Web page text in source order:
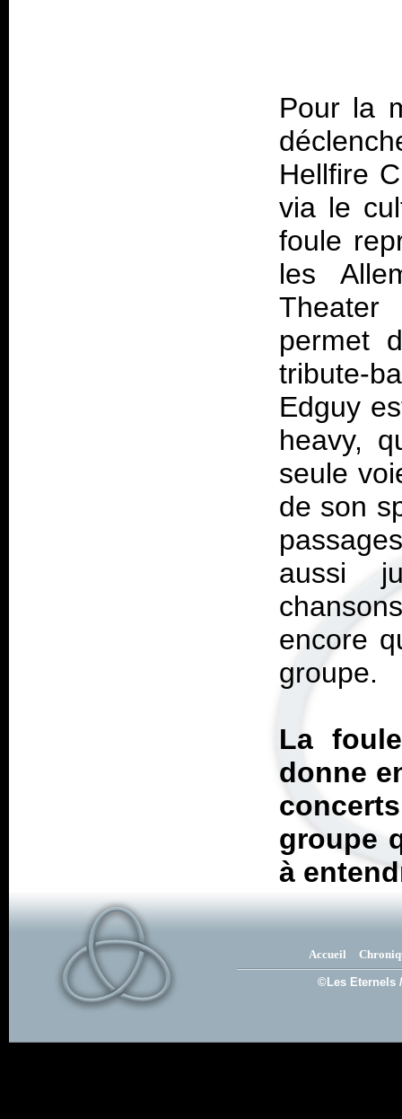
Pour la
Hellfire
via le
foule
les
Theater
permet
tribute-
Edguy
heavy,
seule
de son
aussi
encore
groupe.
La
donne
groupe
à
Accueil
©Les Eternels